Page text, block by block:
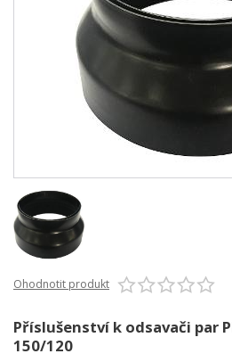
Ohodnotit produkt
Příslušenství k odsavači par
150/120